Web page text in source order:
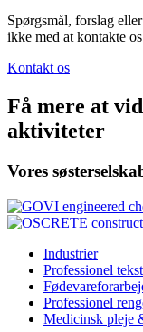
Spørgsmål, forslag
ikke med at kontakte
Kontakt os
Få mere at
aktiviteter
Vores
Industrier
Professionel
Professionel
Medicinsk pleje